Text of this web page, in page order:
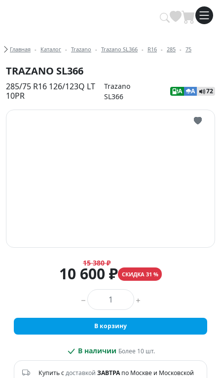
Купить автомобильные шины
Хлебные крошки
Главная Каталог Trazano Trazano SL366 R16 285 75
TRAZANO SL366
285/75 R16 126/123Q LT
10PR
Trazano
SL366
A A 72
15 380 ₽
10 600 ₽ СКИДКА 31 %
Количество товара
В корзину
В наличии Более 10 шт.
Купить сдоставкой ЗАВТРАпо Москве и Московской